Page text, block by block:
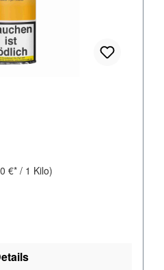
€* / 1 Kilo)